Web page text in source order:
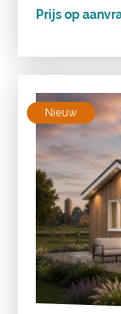
Prijs op
Nieuw